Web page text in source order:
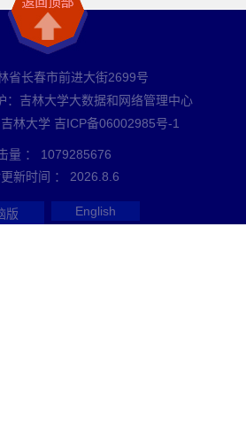
省长春市前进大街2699号
：吉林大学大数据和网络管理中心
林大学 吉ICP备06002985号-1
量 ： 1079285676
新时间 ： 2026 8 6
版 English